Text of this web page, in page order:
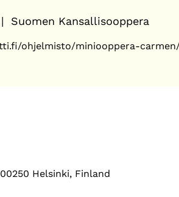
Suomen Kansallisooppera
ohjelmisto/miniooppera-
Helsinki, Finland